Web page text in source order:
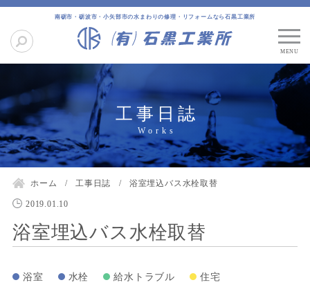
南砺市・砺波市・小矢部市の水まわりの修理・リフォームなら石黒工業所
工事日誌
ホーム 工事日誌 浴室埋込バス水栓取替
2019.01.10
浴室埋込バス水栓取替
浴室 水栓 給水トラブル 住宅